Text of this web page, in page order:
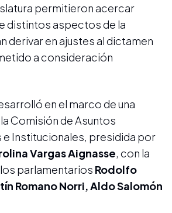
permitieron acercar
distintos aspectos de la
derivar en ajustes al dictamen
a consideración
en el marco de una
Comisión de Asuntos
Institucionales, presidida por
Vargas Aignasse, con la
parlamentarios Rodolfo
Romano Norri, Aldo Salomón